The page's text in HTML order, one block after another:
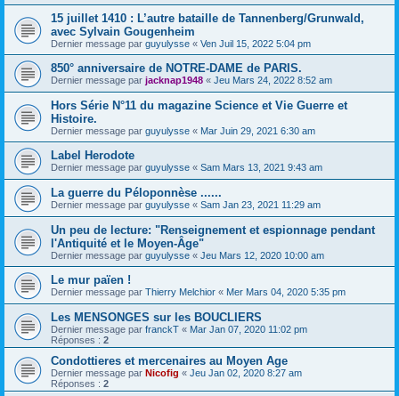
15 juillet 1410 : L’autre bataille de Tannenberg/Grunwald,
avec Sylvain Gougenheim
Dernier message par guyulysse « Ven Juil 15, 2022 5:04 pm
850° anniversaire de NOTRE-DAME de PARIS.
Dernier message par jacknap1948 « Jeu Mars 24, 2022 8:52 am
Hors Série N°11 du magazine Science et Vie Guerre et
Histoire.
Dernier message par guyulysse « Mar Juin 29, 2021 6:30 am
Label Herodote
Dernier message par guyulysse « Sam Mars 13, 2021 9:43 am
La guerre du Péloponnèse ......
Dernier message par guyulysse « Sam Jan 23, 2021 11:29 am
Un peu de lecture: "Renseignement et espionnage pendant
l'Antiquité et le Moyen-Âge"
Dernier message par guyulysse « Jeu Mars 12, 2020 10:00 am
Le mur païen !
Dernier message par Thierry Melchior « Mer Mars 04, 2020 5:35 pm
Les MENSONGES sur les BOUCLIERS
Dernier message par franckT « Mar Jan 07, 2020 11:02 pm
Réponses : 2
Condottieres et mercenaires au Moyen Age
Dernier message par Nicofig « Jeu Jan 02, 2020 8:27 am
Réponses : 2